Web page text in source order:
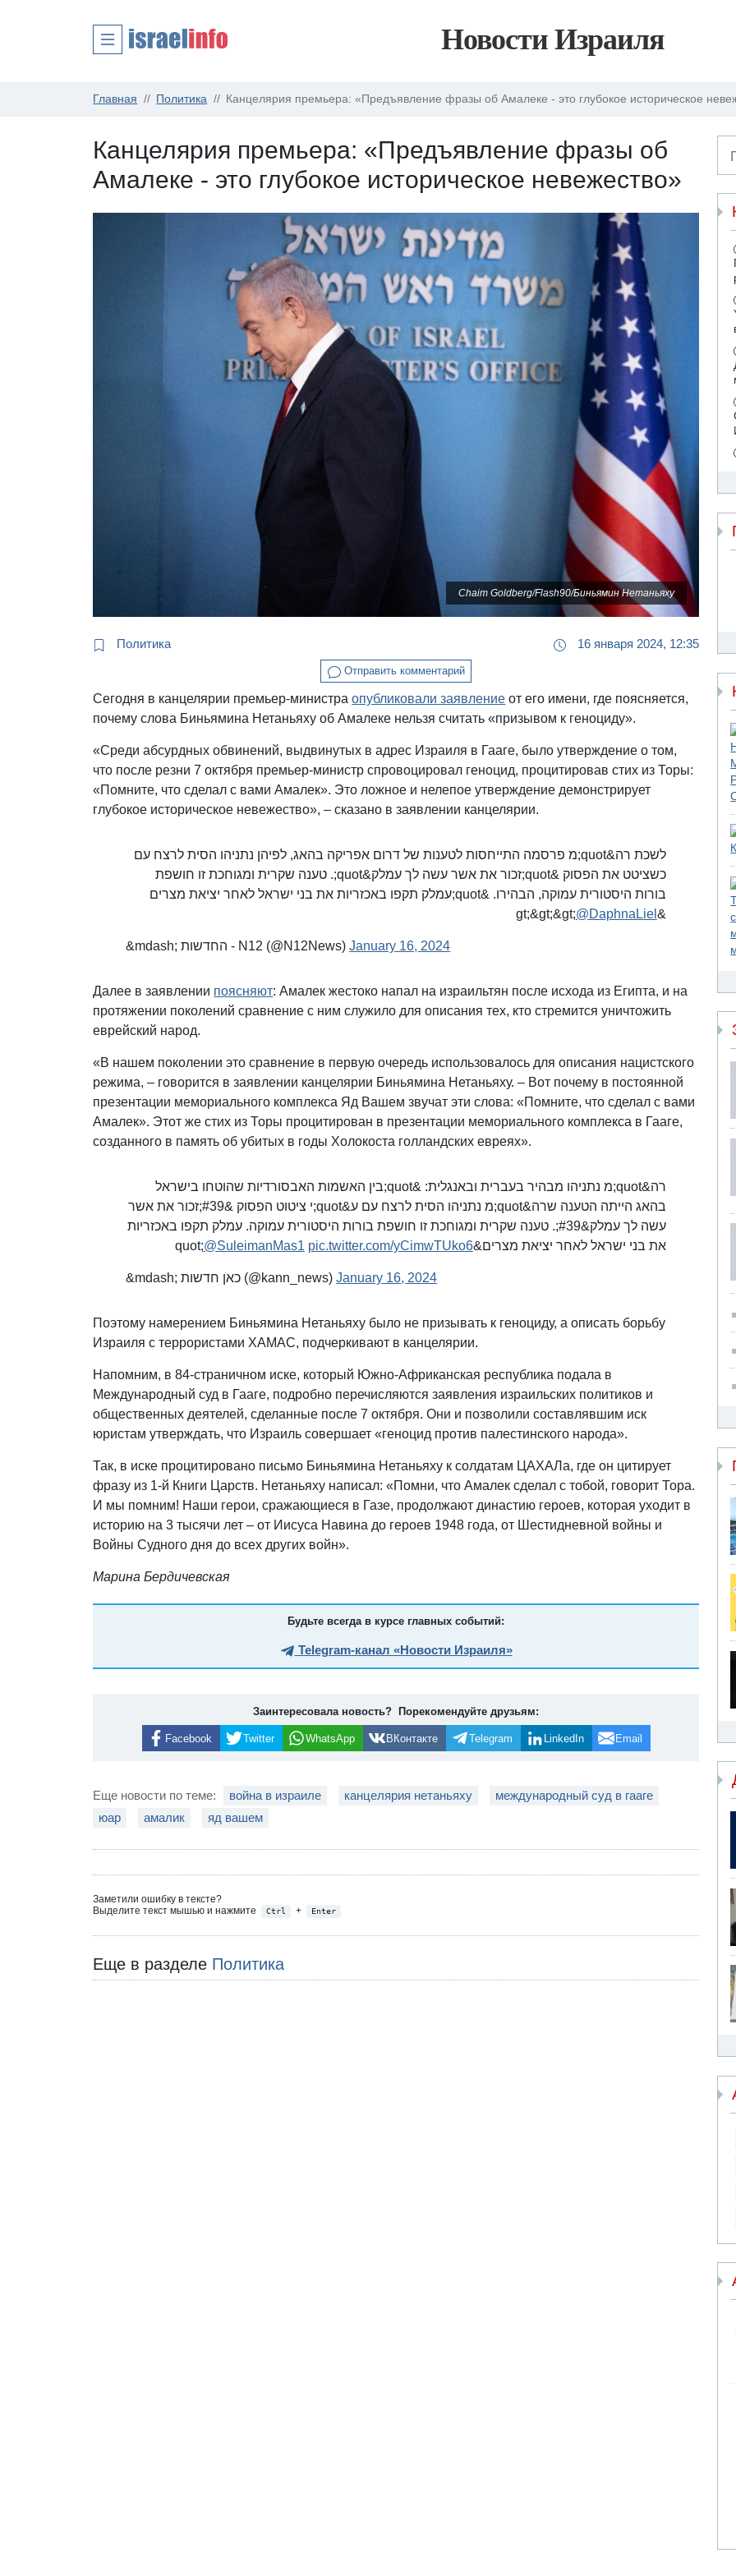
Новости Израиля
Главная Политика Канцелярия премьера: «Предъявление фразы об Амалеке - это глубокое историческое
Канцелярия премьера: «Предъявление фразы об
Амалеке - это глубокое историческое невежество»
Chaim Goldberg/Flash90/Биньямин Нетаньяху
Политика 16 января 2024, 12:35
Отправить комментарий
Сегодня в канцелярии премьер-министраопубликовали заявление от его имени, где поясняется,
почему слова Биньямина Нетаньяху об Амалеке нельзя считать «призывом к геноциду».
«Среди абсурдных обвинений, выдвинутых в адрес Израиля в Гааге, было утверждение о том,
что после резни 7 октября премьер-министр спровоцировал геноцид, процитировав стих из Торы:
«Помните, что сделал с вами Амалек». Это ложное и нелепое утверждение демонстрирует
глубокое историческое невежество», – сказано в заявлении канцелярии.
לשכת רה&quot;מ פרסמה התייחסות לטענות של דרום אפריקה בהאג, לפיהן נתניהו הסית לרצח עם
כשציטט את הפסוק &quot;זכור את אשר עשה לך עמלק&quot;. טענה שקרית ומגוחכת זו חושפת
בורות היסטורית עמוקה, הבהירו. &quot;עמלק תקפו באכזריות את בני ישראל לאחר יציאת מצרים
&gt;&gt;&gt;
@DaphnaLiel
&mdash; החדשות - N12 (@N12News)January 16, 2024
Далее в заявлении поясняют: Амалек жестоко напал на израильтян после исхода из Египта, и на
протяжении поколений сравнение с ним служило для описания тех, кто стремится уничтожить
еврейский народ.
«В нашем поколении это сравнение в первую очередь использовалось для описания нацистского
режима, – говорится в заявлении канцелярии Биньямина Нетаньяху. – Вот почему в постоянной
презентации мемориального комплекса Яд Вашем звучат эти слова: «Помните, что сделал с вами
Амалек». Этот же стих из Торы процитирован в презентации мемориального комплекса в Гааге,
созданного в память об убитых в годы Холокоста голландских евреях».
רה&quot;מ נתניהו מבהיר בעברית ובאנגלית: &quot;בין האשמות האבסורדיות שהוטחו בישראל
בהאג הייתה הטענה שרה&quot;מ נתניהו הסית לרצח עם ע&quot;י ציטוט הפסוק &#39;זכור את אשר
עשה לך עמלק&#39;. טענה שקרית ומגוחכת זו חושפת בורות היסטורית עמוקה. עמלק תקפו באכזריות
את בני ישראל לאחר יציאת מצרים&quot;
@SuleimanMas1 pic.twitter.com/yCimwTUko6
&mdash; כאן חדשות (@kann_news)January 16, 2024
Поэтому намерением Биньямина Нетаньяху было не призывать к геноциду, а описать борьбу
Израиля с террористами ХАМАС, подчеркивают в канцелярии.
Напомним, в 84-страничном иске, который Южно-Африканская республика подала в
Международный суд в Гааге, подробно перечисляются заявления израильских политиков и
общественных деятелей, сделанные после 7 октября. Они и позволили составлявшим иск
юристам утверждать, что Израиль совершает «геноцид против палестинского народа».
Так, в иске процитировано письмо Биньямина Нетаньяху к солдатам ЦАХАЛа, где он цитирует
фразу из 1-й Книги Царств. Нетаньяху написал: «Помни, что Амалек сделал с тобой, говорит Тора.
И мы помним! Наши герои, сражающиеся в Газе, продолжают династию героев, которая уходит в
историю на 3 тысячи лет – от Иисуса Навина до героев 1948 года, от Шестидневной войны и
Войны Судного дня до всех других войн».
Марина Бердичевская
Будьте всегда в курсе главных событий:
Telegram-канал «Новости Израиля»
Заинтересовала новость? Порекомендуйте друзьям:
Facebook Twitter WhatsApp ВКонтакте Telegram LinkedIn Email
Еще новости по теме: война в израиле канцелярия нетаньяху
международный суд в гааге
юар
амалик яд вашем
Заметили ошибку в тексте?
Выделите текст мышью и нажмите
Ctrl + Enter
Еще в разделе Политика